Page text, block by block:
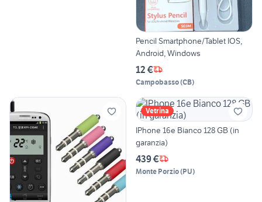
Pencil Smartphone/Tablet IOS,
Android, Windows
12 €
Campobasso(CB)
Vetrina
IPhone 16e Bianco 128 GB (in
garanzia)
439 €
Monte Porzio(PU)